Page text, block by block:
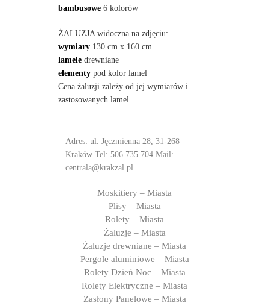
bambusowe6 kolorów
ŻALUZJA widoczna na zdjęciu:
wymiary130 cm x 160 cm
lameledrewniane
elementypod kolor lamel
Cena żaluzji zależy od jej wymiarów i
zastosowanych lamel.
Adres: ul. Jęczmienna 28, 31-268
Kraków Tel: 506 735 704 Mail:
centrala@krakzal.pl
Moskitiery – Miasta
Plisy – Miasta
Rolety – Miasta
Żaluzje – Miasta
Żaluzje drewniane – Miasta
Pergole aluminiowe – Miasta
Rolety Dzień Noc – Miasta
Rolety Elektryczne – Miasta
Zasłony Panelowe – Miasta